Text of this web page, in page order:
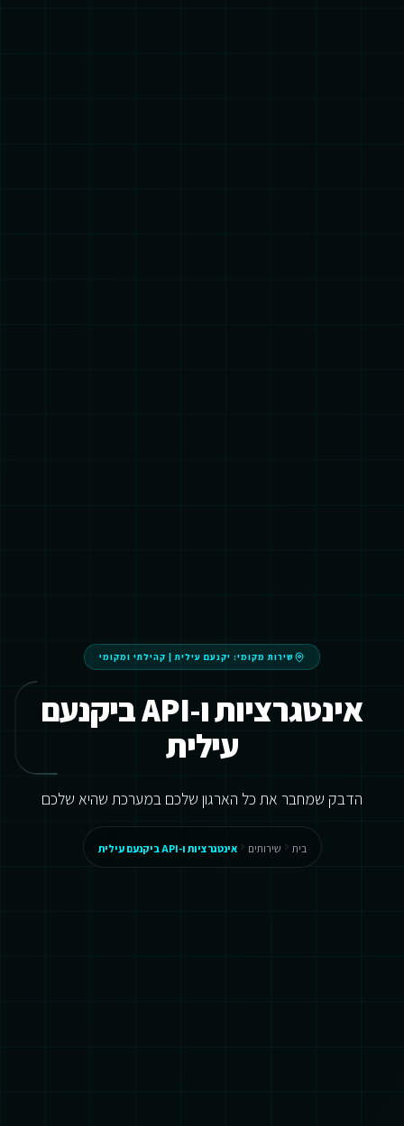
שירות מקומי: יקנעם עילית| קהילתי ומקומי
אינטגרציות ו-API ביקנעם
עילית
הדבק שמחבר את כל הארגון שלכם במערכת שהיא שלכם
בית שירותים אינטגרציות ו-API ביקנעם עילית